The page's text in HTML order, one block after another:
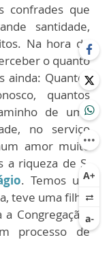
confrades que
santidade,
Na hora de
o quanto
ainda: Quantos
quantos
de uma
no serviço
amor muito
riqueza de S.
. Temos um
teve uma filha,
Congregação.
processo de